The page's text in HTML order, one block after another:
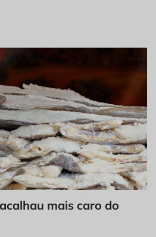
mais caro do